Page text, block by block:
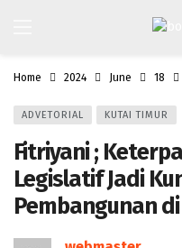
Home 2024 June 18
ADVETORIAL KUTAI TIMUR
Fitriyani ;
Legislatif Jadi
Pembangunan